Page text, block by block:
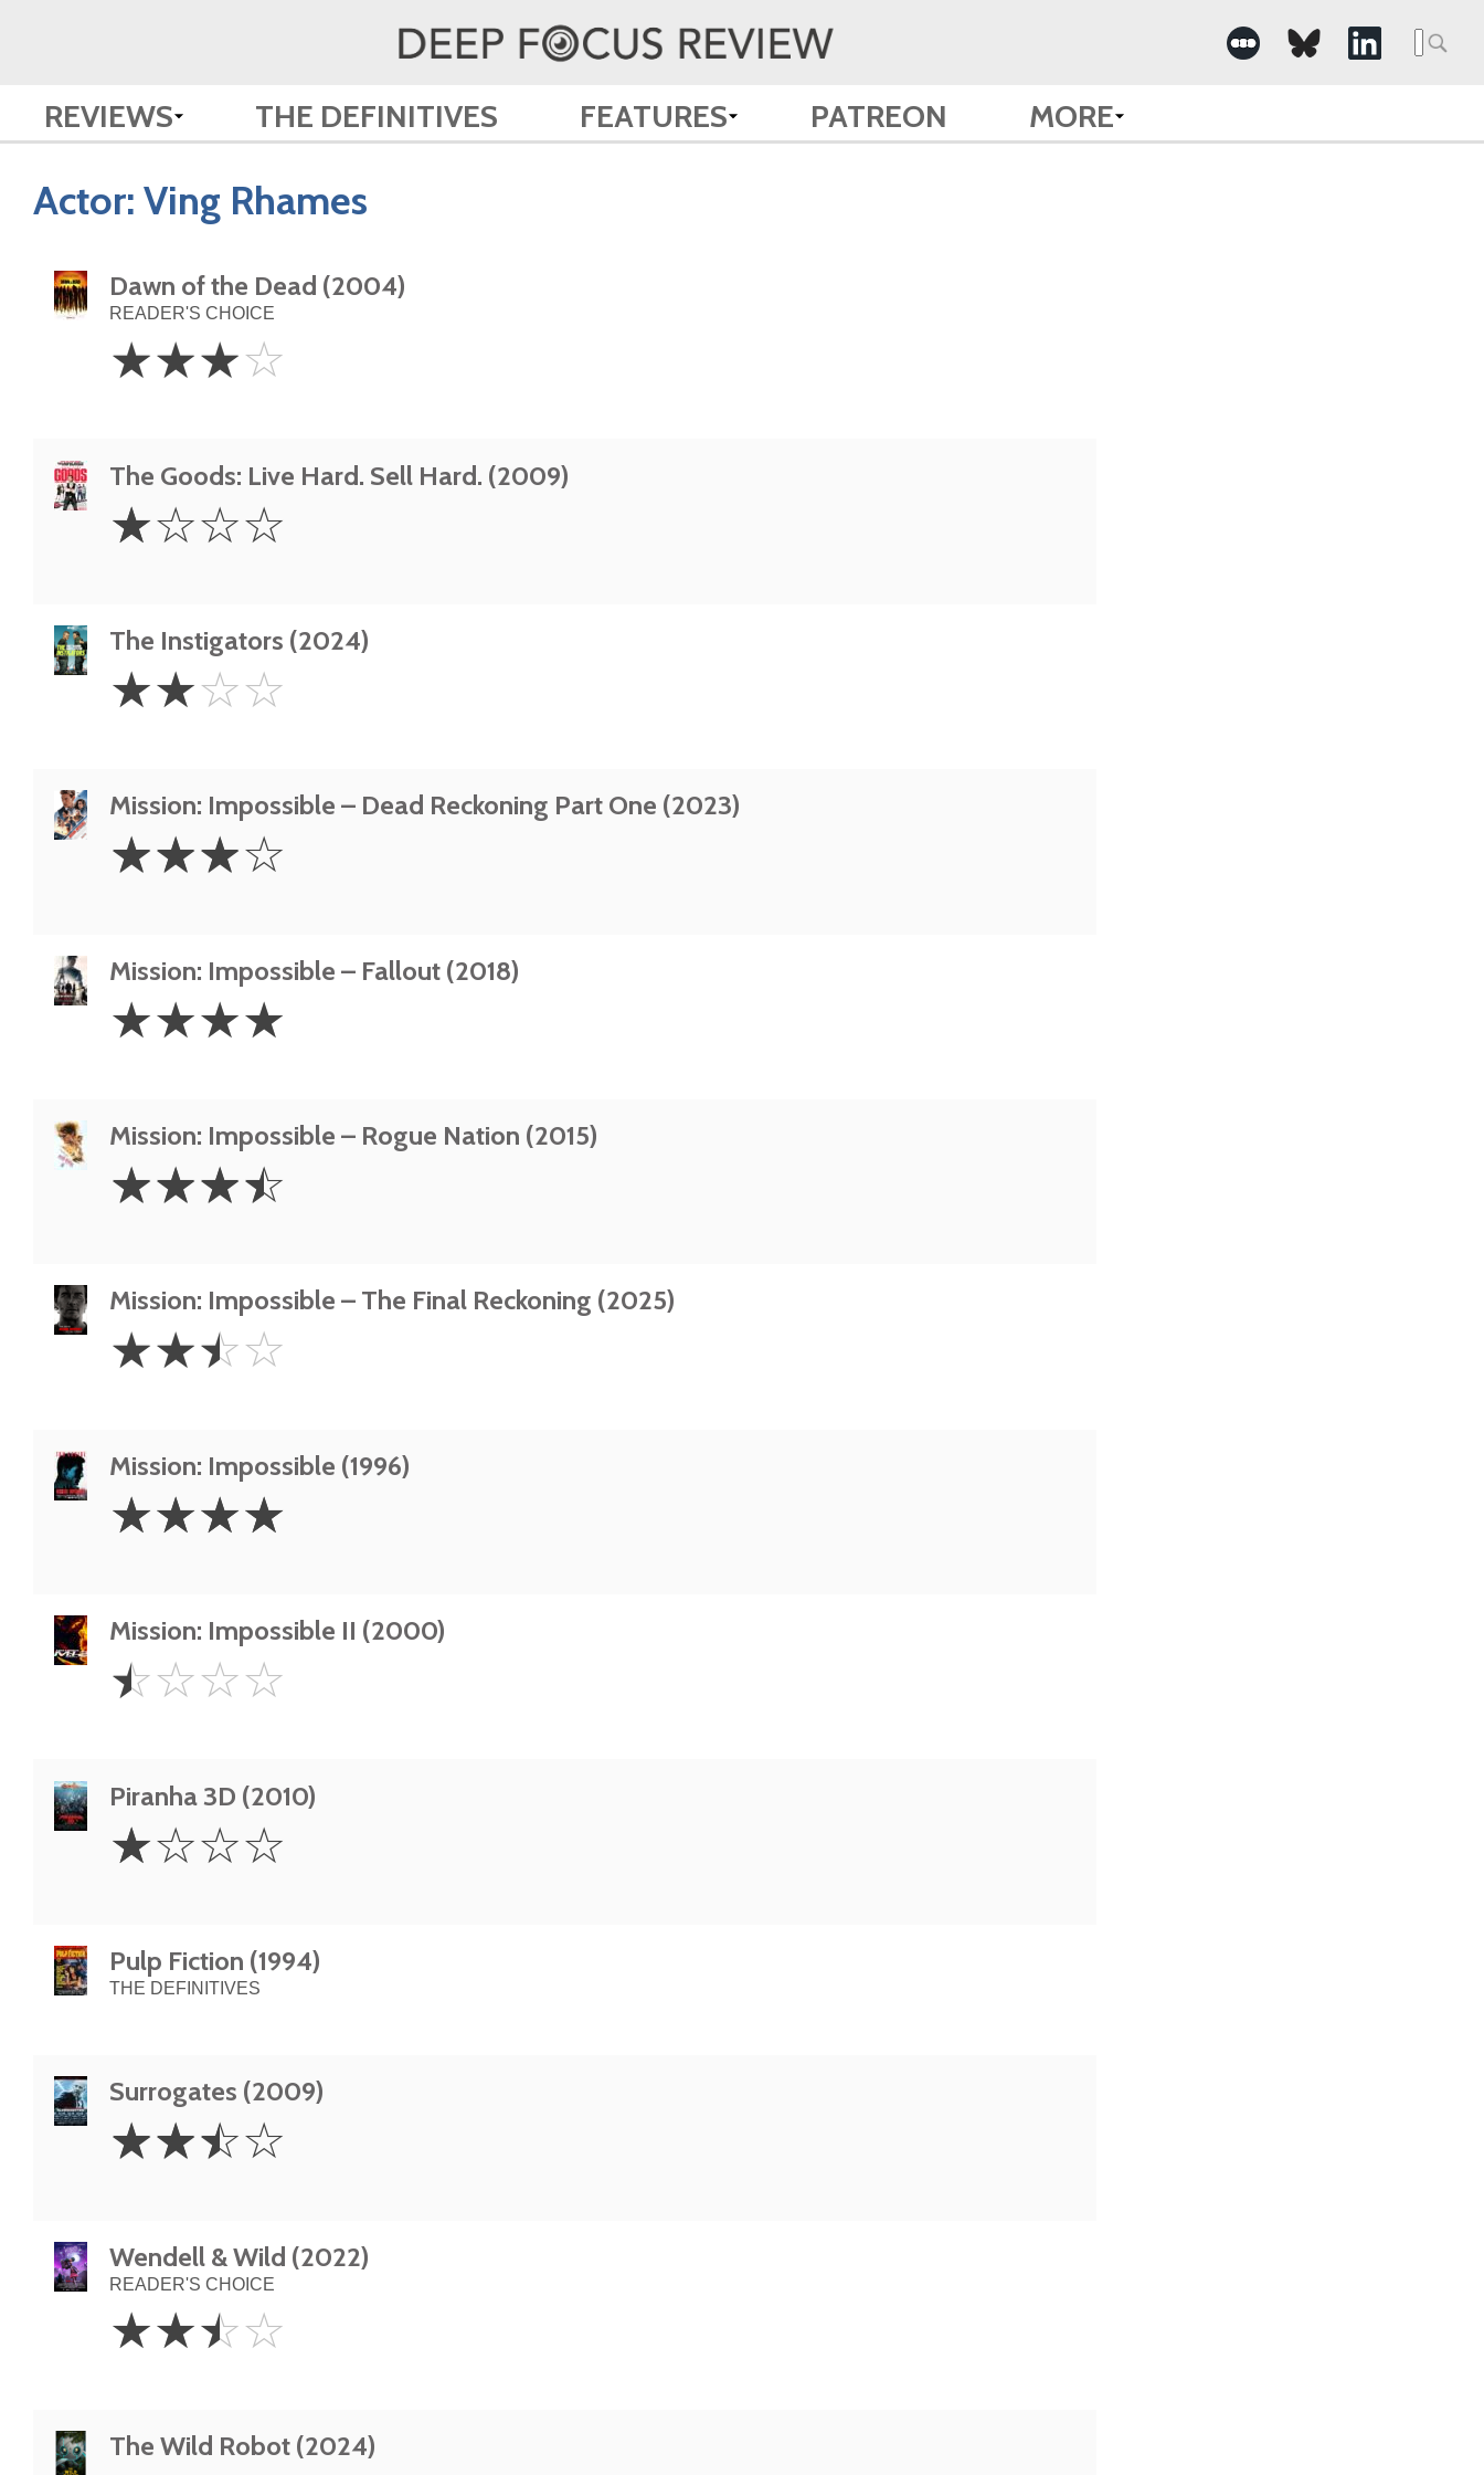
REVIEWS THE DEFINITIVES FEATURES PATREON MORE
Actor: Ving Rhames
Dawn of the Dead (2004)
READER'S CHOICE
Stars
☆☆☆☆
The Goods: Live Hard. Sell Hard. (2009)
Star
☆☆☆☆
The Instigators (2024)
Stars
☆☆☆☆
Mission: Impossible – Dead Reckoning Part One (2023)
Stars
☆☆☆☆
Mission: Impossible – Fallout (2018)
Stars
☆☆☆☆
Mission: Impossible – Rogue Nation (2015)
3.5
Stars
☆☆☆☆
Mission: Impossible – The Final Reckoning (2025)
2.5
Stars
☆☆☆☆
Mission: Impossible (1996)
Stars
☆☆☆☆
Mission: Impossible II (2000)
0.5
Star
☆☆☆☆
Piranha 3D (2010)
Star
☆☆☆☆
Pulp Fiction (1994)
THE DEFINITIVES
Surrogates (2009)
2.5
Stars
☆☆☆☆
Wendell & Wild (2022)
READER'S CHOICE
2.5
Stars
☆☆☆☆
The Wild Robot (2024)